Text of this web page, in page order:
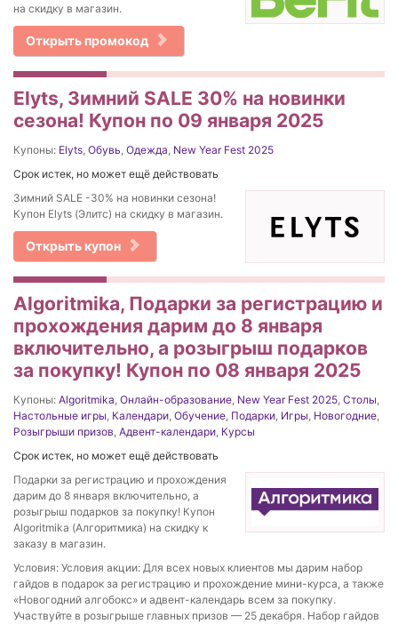
на скидку в магазин.
Открыть промокод
Elyts, Зимний SALE 30% на новинки
сезона! Купон по 09 января 2025
Купоны: Elyts, Обувь, Одежда, New Year Fest 2025
Срок истек, но может ещё действовать
Зимний SALE -30% на новинки сезона!
Купон Elyts (Элитс) на скидку в магазин.
Открыть купон
Algoritmika, Подарки за регистрацию и
прохождения дарим до 8 января
включительно, а розыгрыш подарков
за покупку! Купон по 08 января 2025
Купоны: Algoritmika, Онлайн-образование, New Year Fest 2025, Столы,
Настольные игры, Календари, Обучение, Подарки, Игры, Новогодние,
Розыгрыши призов, Адвент-календари, Курсы
Срок истек, но может ещё действовать
Подарки за регистрацию и прохождения
дарим до 8 января включительно, а
розыгрыш подарков за покупку! Купон
Algoritmika (Алгоритмика) на скидку к
заказу в магазин.
Условия: Условия акции: Для всех новых клиентов мы дарим набор
гайдов в подарок за регистрацию и прохождение мини-курса, а также
«Новогодний алгобокс» и адвент-календарь всем за покупку.
Участвуйте в розыгрыше главных призов — 25 декабря. Набор гайдов